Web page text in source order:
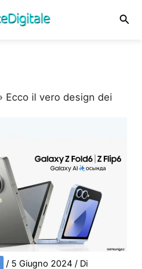
Ecco il vero design dei
/ 5 Giugno 2024/ Di